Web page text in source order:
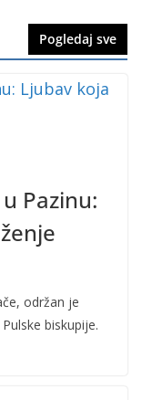
Pogledaj sve
Pazinu:
održan je
biskupije.